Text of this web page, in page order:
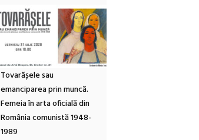
Tovarășele sau
emanciparea prin muncă.
Femeia în arta oficială din
România comunistă 1948-
1989